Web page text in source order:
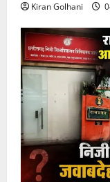
Kiran Golhani